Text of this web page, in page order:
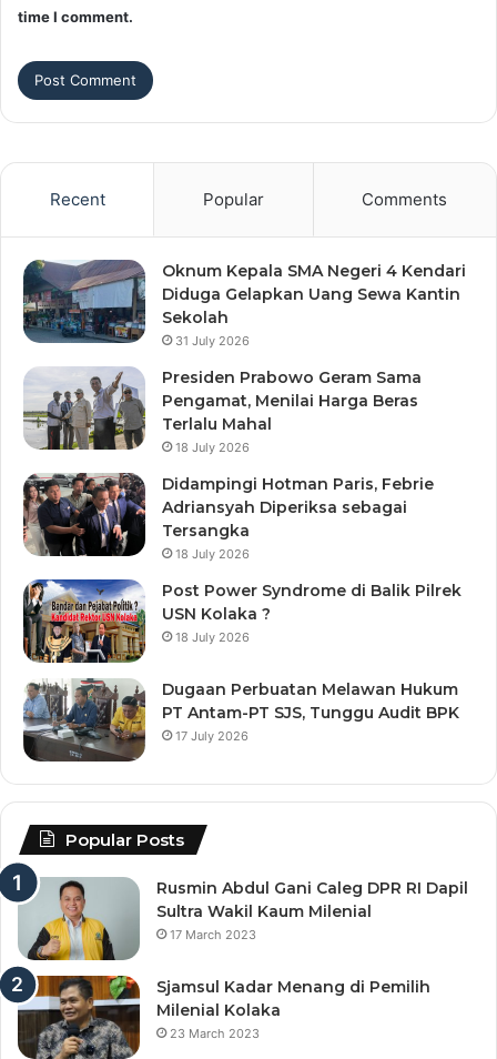
time I comment.
Recent Popular Comments
Oknum Kepala SMA Negeri 4 Kendari
Diduga Gelapkan Uang Sewa Kantin
Sekolah
31 July 2026
Presiden Prabowo Geram Sama
Pengamat, Menilai Harga Beras
Terlalu Mahal
18 July 2026
Didampingi Hotman Paris, Febrie
Adriansyah Diperiksa sebagai
Tersangka
18 July 2026
Post Power Syndrome di Balik Pilrek
USN Kolaka ?
18 July 2026
Dugaan Perbuatan Melawan Hukum
PT Antam-PT SJS, Tunggu Audit BPK
17 July 2026
Popular Posts
Rusmin Abdul Gani Caleg DPR RI Dapil
Sultra Wakil Kaum Milenial
17 March 2023
Sjamsul Kadar Menang di Pemilih
Milenial Kolaka
23 March 2023